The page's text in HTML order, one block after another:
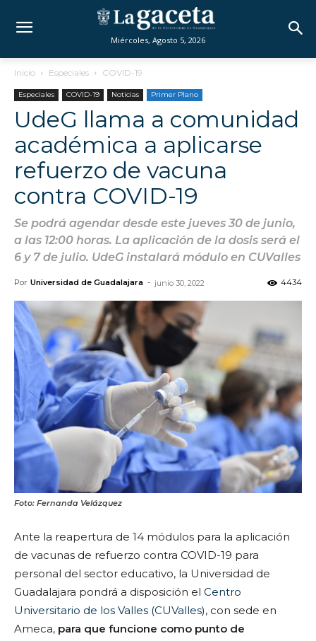
Miércoles, Agosto 5, 2026
Inicio Especiales COVID-19
Especiales COVID-19 Noticias Primer Plano
UdeG llama a comunidad
académica a aplicarse
refuerzo de vacuna
contra COVID-19
Se podrá agendar desde este jueves 30 de junio,
a las 12:00 horas. La aplicación de la dosis será el
6 y 7 de julio. UdeG instalará módulo en CUValles
Por Universidad de Guadalajara - junio 30, 2022 4434
Foto: Fernanda Velázquez
Ante la reapertura de 14 módulos para la aplicación
de vacunas de refuerzo contra COVID-19 para
personal del sector educativo, la Universidad de
Guadalajara pondrá a disposición el Centro
Universitario de los Valles (CUValles), con sede en
Ameca, para que funcione como punto de